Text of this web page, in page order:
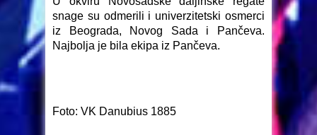
snage su odmerili i univerzitetski osmerci
iz Beograda, Novog Sada i Pančeva.
Najbolja je bila ekipa iz Pančeva.
Foto: VK Danubius 1885